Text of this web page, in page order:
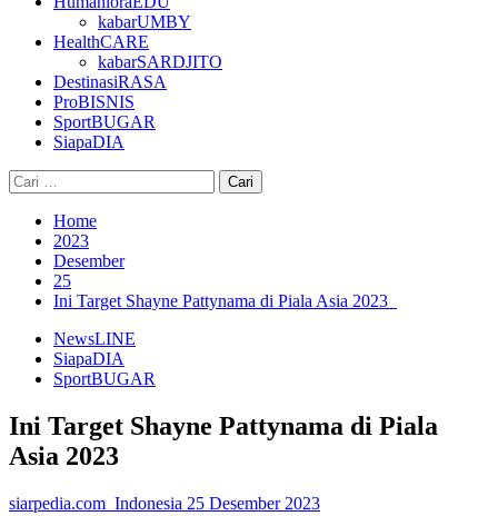
kabarUMBY
HealthCARE
kabarSARDJITO
DestinasiRASA
ProBISNIS
SportBUGAR
SiapaDIA
Cari
untuk:
Home
2023
Desember
25
Ini Target Shayne Pattynama di Piala Asia 2023
NewsLINE
SiapaDIA
SportBUGAR
Ini Target Shayne Pattynama di Piala
Asia 2023
siarpedia.com_Indonesia 25 Desember 2023